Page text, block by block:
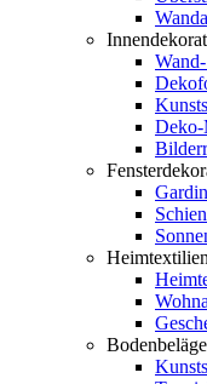
Deko-
Bodenbeläge